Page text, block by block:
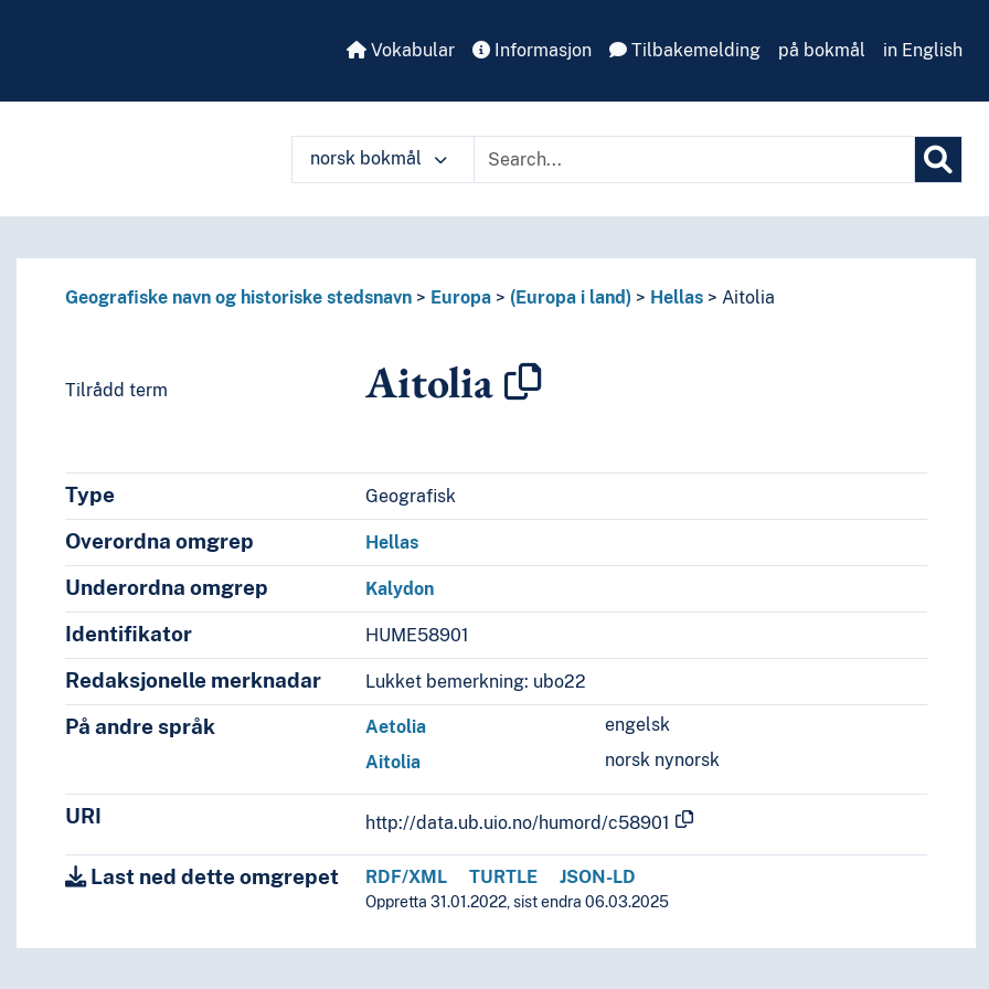
Vokabular Informasjon Tilbakemelding på bokmål in English
norsk bokmål
Geografiske navn og historiske stedsnavn Europa (Europa i land) Hellas Aitolia
Tilrådd term Aitolia
Type Geografisk
Overordna omgrep Hellas
Underordna omgrep Kalydon
Identifikator HUME58901
Redaksjonelle merknadar Lukket bemerkning: ubo22
På andre språk engelsk
Aetolia
norsk nynorsk
Aitolia
URI http://data.ub.uio.no/humord/c58901
Last ned dette omgrepet RDF/XML TURTLE JSON-LD
Oppretta 31.01.2022, sist endra 06.03.2025